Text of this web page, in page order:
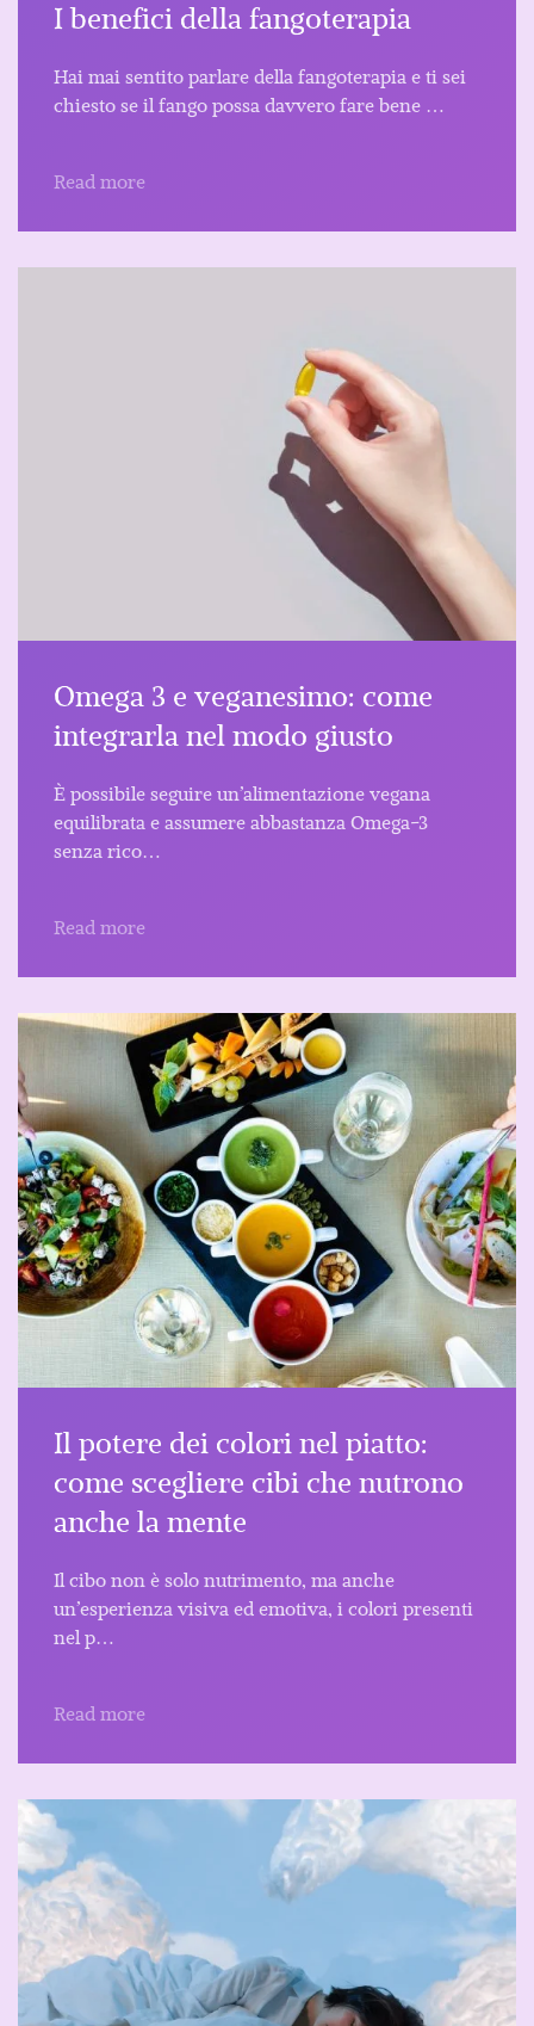
I benefici della fangoterapia
Hai mai sentito parlare della fangoterapia e ti sei
chiesto se il fango possa davvero fare bene …
Read more
Omega 3 e veganesimo: come
integrarla nel modo giusto
È possibile seguire un’alimentazione vegana
equilibrata e assumere abbastanza Omega-3
senza rico…
Read more
Il potere dei colori nel piatto:
come scegliere cibi che nutrono
anche la mente
Il cibo non è solo nutrimento, ma anche
un’esperienza visiva ed emotiva, i colori presenti
nel p…
Read more